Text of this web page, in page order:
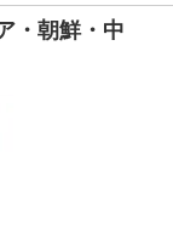
・朝鮮・中